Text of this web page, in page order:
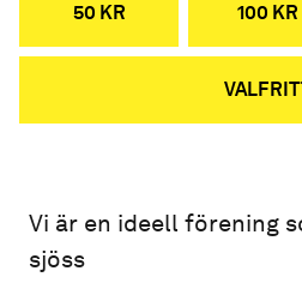
50 KR 100 KR
Vi är en ideell förening
sjöss